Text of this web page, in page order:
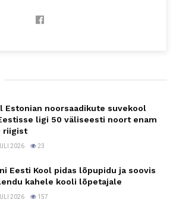
Estonian noorsaadikute suvekool
ligi 50 väliseesti noort enam
riigist
2026 23
Eesti Kool pidas lõpupidu ja soovis
kahele kooli lõpetajale
2026 157